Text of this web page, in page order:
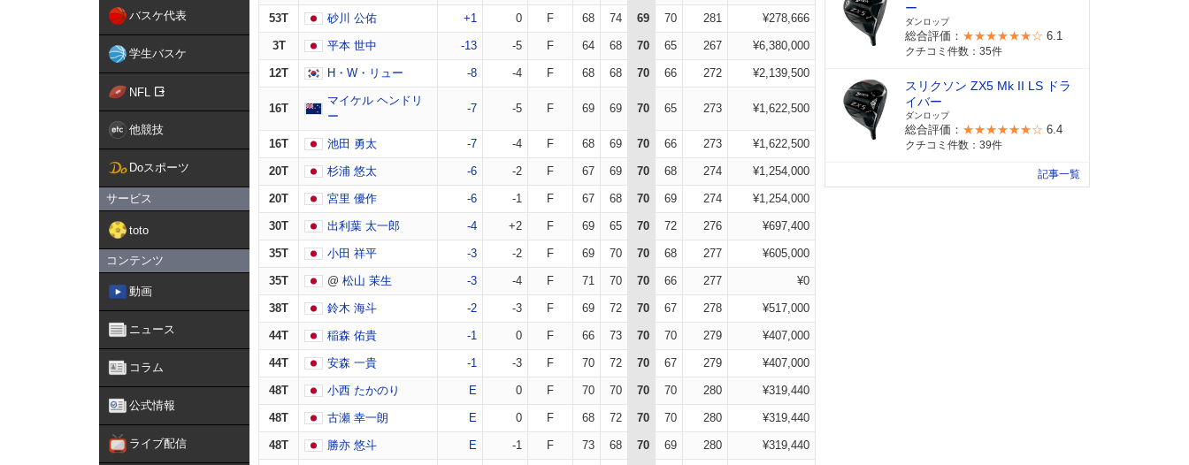
バスケ代表
学生バスケ
NFL
他競技
Doスポーツ
サービス
toto
コンテンツ
動画
ニュース
コラム
公式情報
ライブ配信
53T 砂川 公佑 +1 0 F 68 74 69 70 281 ¥278,666
3T 平本 世中 -13 -5 F 64 68 70 65 267 ¥6,380,000
12T H・W・リュー -8 -4 F 68 68 70 66 272 ¥2,139,500
16T
マイケル ヘンドリ
ー
-7 -5 F 69 69 70 65 273 ¥1,622,500
16T 池田 勇太 -7 -4 F 68 69 70 66 273 ¥1,622,500
20T 杉浦 悠太 -6 -2 F 67 69 70 68 274 ¥1,254,000
20T 宮里 優作 -6 -1 F 67 68 70 69 274 ¥1,254,000
30T 出利葉 太一郎 -4 +2 F 69 65 70 72 276 ¥697,400
35T 小田 祥平 -3 -2 F 69 70 70 68 277 ¥605,000
35T @ 松山 茉生 -3 -4 F 71 70 70 66 277 ¥0
38T 鈴木 海斗 -2 -3 F 69 72 70 67 278 ¥517,000
44T 稲森 佑貴 -1 0 F 66 73 70 70 279 ¥407,000
44T 安森 一貴 -1 -3 F 70 72 70 67 279 ¥407,000
48T 小西 たかのり E 0 F 70 70 70 70 280 ¥319,440
48T 古瀬 幸一朗 E 0 F 68 72 70 70 280 ¥319,440
48T 勝亦 悠斗 E -1 F 73 68 70 69 280 ¥319,440
ー
ダンロップ
総合評価： ★★★★★★☆ 6.1
クチコミ件数：35件
スリクソン ZX5 Mk II LS ドラ
イバー
ダンロップ
総合評価： ★★★★★★☆ 6.4
クチコミ件数：39件
記事一覧